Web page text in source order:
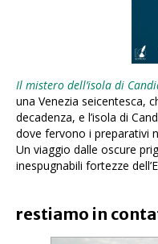
Il mistero dell’isola di
una Venezia seicentesca,
decadenza, e l’isola di
dove fervono i preparativi
Un viaggio dalle oscure
inespugnabili fortezze
restiamo in